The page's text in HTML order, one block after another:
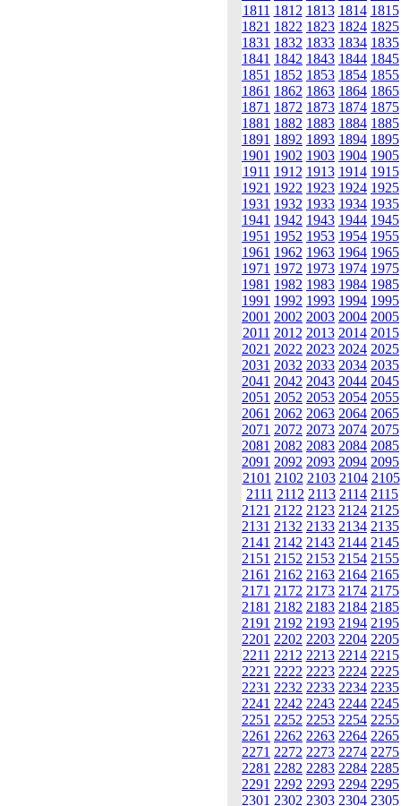
1811 1812 1813 1814 1815
1821 1822 1823 1824 1825
1831 1832 1833 1834 1835
1841 1842 1843 1844 1845
1851 1852 1853 1854 1855
1861 1862 1863 1864 1865
1871 1872 1873 1874 1875
1881 1882 1883 1884 1885
1891 1892 1893 1894 1895
1901 1902 1903 1904 1905
1911 1912 1913 1914 1915
1921 1922 1923 1924 1925
1931 1932 1933 1934 1935
1941 1942 1943 1944 1945
1951 1952 1953 1954 1955
1961 1962 1963 1964 1965
1971 1972 1973 1974 1975
1981 1982 1983 1984 1985
1991 1992 1993 1994 1995
2001 2002 2003 2004 2005
2011 2012 2013 2014 2015
2021 2022 2023 2024 2025
2031 2032 2033 2034 2035
2041 2042 2043 2044 2045
2051 2052 2053 2054 2055
2061 2062 2063 2064 2065
2071 2072 2073 2074 2075
2081 2082 2083 2084 2085
2091 2092 2093 2094 2095
2101 2102 2103 2104 2105
2111 2112 2113 2114 2115
2121 2122 2123 2124 2125
2131 2132 2133 2134 2135
2141 2142 2143 2144 2145
2151 2152 2153 2154 2155
2161 2162 2163 2164 2165
2171 2172 2173 2174 2175
2181 2182 2183 2184 2185
2191 2192 2193 2194 2195
2201 2202 2203 2204 2205
2211 2212 2213 2214 2215
2221 2222 2223 2224 2225
2231 2232 2233 2234 2235
2241 2242 2243 2244 2245
2251 2252 2253 2254 2255
2261 2262 2263 2264 2265
2271 2272 2273 2274 2275
2281 2282 2283 2284 2285
2291 2292 2293 2294 2295
2301 2302 2303 2304 2305